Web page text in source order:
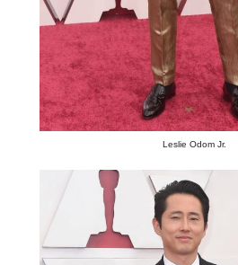
Leslie Odom Jr.